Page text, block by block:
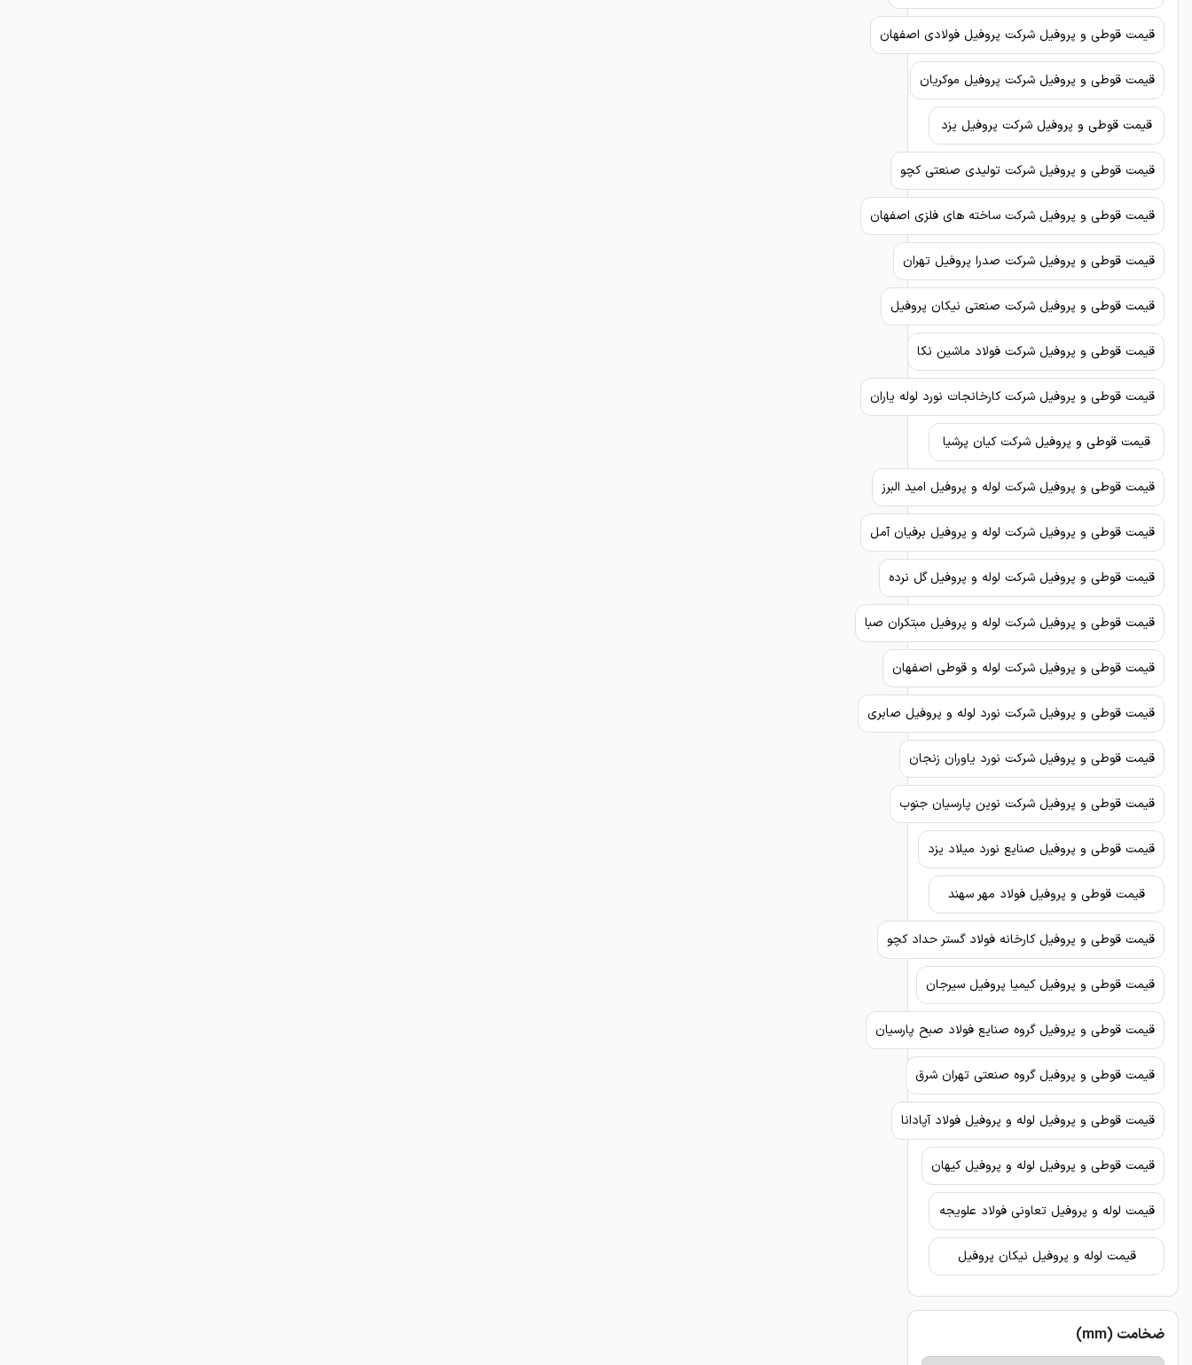
قیمت قوطی و پروفیل شرکت پروفیل فولادی اصفهان
قیمت قوطی و پروفیل شرکت پروفیل موکریان
قیمت قوطی و پروفیل شرکت پروفیل یزد
قیمت قوطی و پروفیل شرکت تولیدی صنعتی کچو
قیمت قوطی و پروفیل شرکت ساخته های فلزی اصفهان
قیمت قوطی و پروفیل شرکت صدرا پروفیل تهران
قیمت قوطی و پروفیل شرکت صنعتی نیکان پروفیل
قیمت قوطی و پروفیل شرکت فولاد ماشین نکا
قیمت قوطی و پروفیل شرکت کارخانجات نورد لوله یاران
قیمت قوطی و پروفیل شرکت کیان پرشیا
قیمت قوطی و پروفیل شرکت لوله و پروفیل امید البرز
قیمت قوطی و پروفیل شرکت لوله و پروفیل برفیان آمل
قیمت قوطی و پروفیل شرکت لوله و پروفیل گل نرده
قیمت قوطی و پروفیل شرکت لوله و پروفیل مبتکران صبا
قیمت قوطی و پروفیل شرکت لوله و قوطی اصفهان
قیمت قوطی و پروفیل شرکت نورد لوله و پروفیل صابری
قیمت قوطی و پروفیل شرکت نورد یاوران زنجان
قیمت قوطی و پروفیل شرکت نوین پارسیان جنوب
قیمت قوطی و پروفیل صنایع نورد میلاد یزد
قیمت قوطی و پروفیل فولاد مهر سهند
قیمت قوطی و پروفیل کارخانه فولاد گستر حداد کچو
قیمت قوطی و پروفیل کیمیا پروفیل سیرجان
قیمت قوطی و پروفیل گروه صنایع فولاد صبح پارسیان
قیمت قوطی و پروفیل گروه صنعتی تهران شرق
قیمت قوطی و پروفیل لوله و پروفیل فولاد آپادانا
قیمت قوطی و پروفیل لوله و پروفیل کیهان
قیمت لوله و پروفیل تعاونی فولاد علویجه
قیمت لوله و پروفیل نیکان پروفیل
ضخامت (mm)